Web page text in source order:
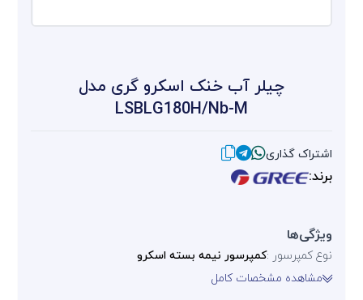
چیلر آب خنک اسکرو گری مدل
LSBLG180H/Nb-M
اشتراک گذاری
برند:
ویژگی‌ها
نوع کمپرسور :کمپرسور نیمه بسته اسکرو
مشاهده مشخصات کامل